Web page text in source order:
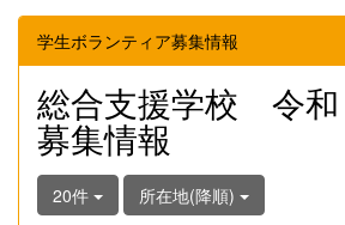
学生ボランティア募集情報
総合支援学校 令
募集情報
20件 所在地(降順)